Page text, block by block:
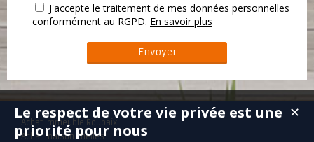
J'accepte le traitement de mes données personnelles
conformément au RGPD. En savoir plus
Achat immeuble Roubaix
Achat maison Chelles
✕
Le respect de votre vie privée est une
priorité pour nous